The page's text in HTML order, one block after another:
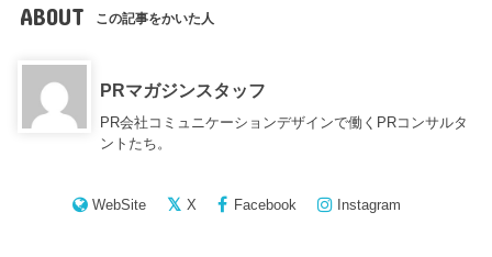
ABOUT この記事をかいた人
PRマガジンスタッフ
PR会社コミュニケーションデザインで働くPRコンサルタ
ントたち。
WebSite X Facebook Instagram